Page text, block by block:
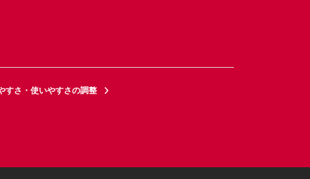
すさ・使いやすさの調整